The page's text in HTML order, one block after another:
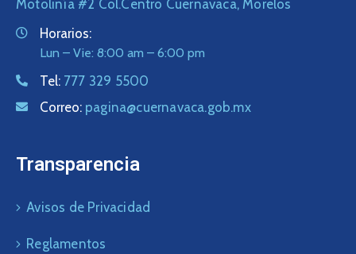
Motolinía #2 Col.Centro Cuernavaca, Morelos
Horarios:
Lun – Vie: 8:00 am – 6:00 pm
Tel: 777 329 5500
Correo: pagina@cuernavaca.gob.mx
Transparencia
Avisos de Privacidad
Reglamentos